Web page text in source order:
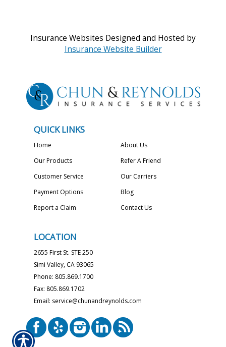
Insurance Websites Designed and Hosted by
Insurance Website Builder
QUICK LINKS
Home
Our Products
Customer Service
Payment Options
Report a Claim
About Us
Refer A Friend
Our Carriers
Blog
Contact Us
LOCATION
2655 First St. STE 250
Simi Valley, CA 93065
Phone: 805.869.1700
Fax: 805.869.1702
Email: service@chunandreynolds.com